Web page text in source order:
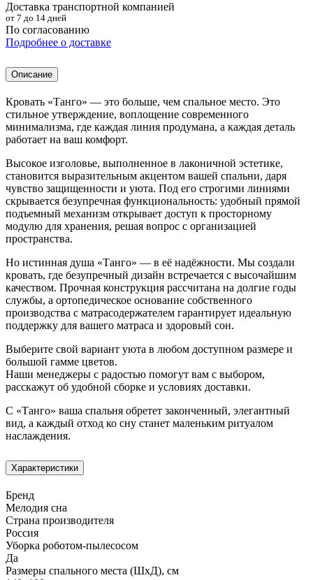
Доставка транспортной компанией
от 7 до 14 дней
По согласованию
Подробнее о доставке
Описание
Кровать «Танго» — это больше, чем спальное место. Это
стильное утверждение, воплощение современного
минимализма, где каждая линия продумана, а каждая деталь
работает на ваш комфорт.
Высокое изголовье, выполненное в лаконичной эстетике,
становится выразительным акцентом вашей спальни, даря
чувство защищенности и уюта. Под его строгими линиями
скрывается безупречная функциональность: удобный прямой
подъемный механизм открывает доступ к просторному
модулю для хранения, решая вопрос с организацией
пространства.
Но истинная душа «Танго» — в её надёжности. Мы создали
кровать, где безупречный дизайн встречается с высочайшим
качеством. Прочная конструкция рассчитана на долгие годы
службы, а ортопедическое основание собственного
производства с матрасодержателем гарантирует идеальную
поддержку для вашего матраса и здоровый сон.
Выберите свой вариант уюта в любом доступном размере и
большой гамме цветов.
Наши менеджеры с радостью помогут вам с выбором,
расскажут об удобной сборке и условиях доставки.
С «Танго» ваша спальня обретет законченный, элегантный
вид, а каждый отход ко сну станет маленьким ритуалом
наслаждения.
Характеристики
Бренд
Мелодия сна
Страна производителя
Россия
Уборка роботом-пылесосом
Да
Размеры спального места (ШхД), см